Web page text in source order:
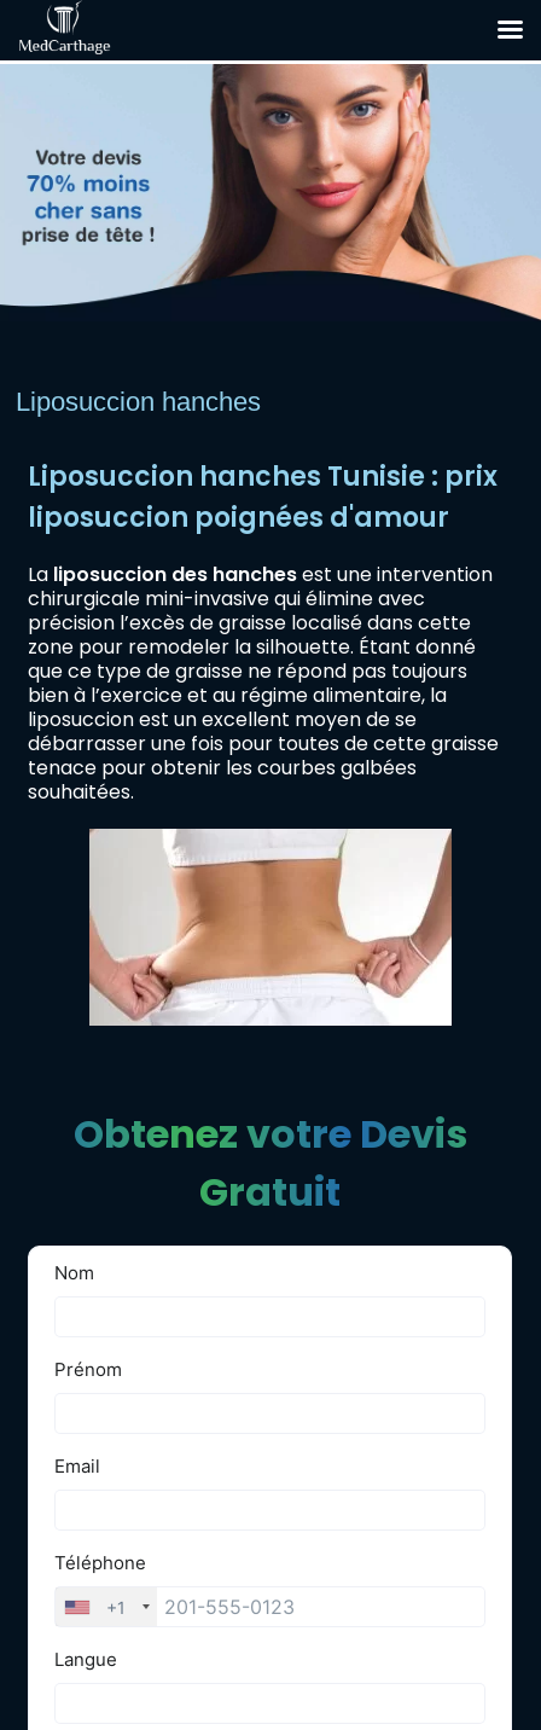
Liposuccion hanches
Liposuccion hanches Tunisie : prix
liposuccion poignées d'amour
La liposuccion des hanchesest une intervention
chirurgicale mini-invasive qui élimine avec
précision l’excès de graisse localisé dans cette
zone pour remodeler la silhouette. Étant donné
que ce type de graisse ne répond pas toujours
bien à l’exercice et au régime alimentaire, la
liposuccion est un excellent moyen de se
débarrasser une fois pour toutes de cette graisse
tenace pour obtenir les courbes galbées
souhaitées.
Obtenez votre Devis
Gratuit